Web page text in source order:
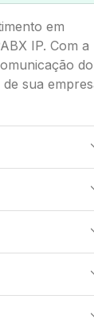
em
IP. Com a
do
sua